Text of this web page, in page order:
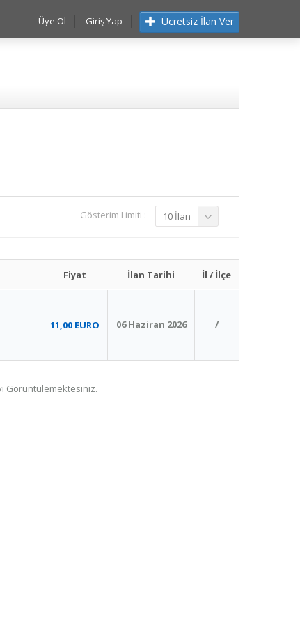
Üye Ol Giriş Yap Ücretsiz İlan Ver
Gösterim Limiti : 10 İlan
Fiyat İlan Tarihi İl / İlçe
11,00 EURO 06 Haziran 2026 /
Görüntülemektesiniz.